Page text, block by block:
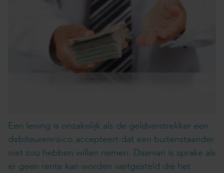
Een lening is onzakelijk als de geldverstrekker een
debiteurenrisico accepteert dat een buitenstaander
niet zou hebben willen nemen. Daarvan is sprake als
er geen rente kan worden vastgesteld die het